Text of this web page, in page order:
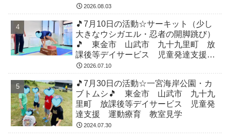
2026.08.03
🎵7月10日の活動☆サーキット（少し
大きなウシガエル・忍者の開脚跳び）
🎵 東金市 山武市 九十九里町 放
課後等デイサービス 児童発達支援
運動療育 教室見学
2026.07.10
🎵7月30日の活動☆一宮海岸公園・カ
ブトムシ🎵 東金市 山武市 九十九
里町 放課後等デイサービス 児童発
達支援 運動療育 教室見学
2024.07.30